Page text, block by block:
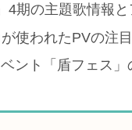
4期の主題歌情報
使われたPVの注
ント「盾フェス」